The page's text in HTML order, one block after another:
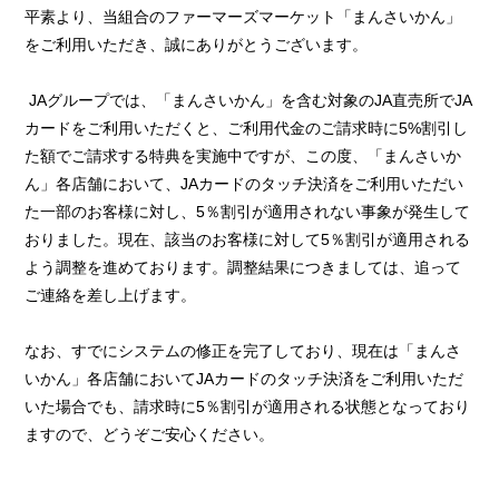
平素より、当組合のファーマーズマーケット「まんさいかん」
をご利用いただき、誠にありがとうございます。
JAグループでは、「まんさいかん」を含む対象のJA直売所でJA
カードをご利用いただくと、ご利用代金のご請求時に5%割引し
た額でご請求する特典を実施中ですが、この度、「まんさいか
ん」各店舗において、JAカードのタッチ決済をご利用いただい
た一部のお客様に対し、5％割引が適用されない事象が発生して
おりました。現在、該当のお客様に対して5％割引が適用される
よう調整を進めております。調整結果につきましては、追って
ご連絡を差し上げます。
なお、すでにシステムの修正を完了しており、現在は「まんさ
いかん」各店舗においてJAカードのタッチ決済をご利用いただ
いた場合でも、請求時に5％割引が適用される状態となっており
ますので、どうぞご安心ください。